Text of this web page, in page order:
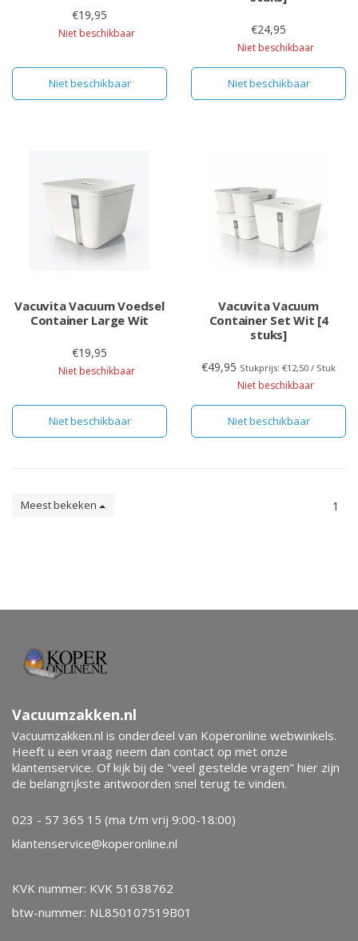
€19,95
Niet beschikbaar
Niet beschikbaar
€24,95
Niet beschikbaar
Niet beschikbaar
Vacuvita Vacuum Voedsel
Container Large Wit
€19,95
Niet beschikbaar
Niet beschikbaar
Vacuvita Vacuum
Container Set Wit [4
stuks]
€49,95 Stukprijs: €12,50 / Stuk
Niet beschikbaar
Niet beschikbaar
Meest bekeken 1
Vacuumzakken.nl
Vacuumzakken.nl is onderdeel van Koperonline webwinkels.
Heeft u een vraag neem dan contact op met onze
klantenservice. Of kijk bij de "veel gestelde vragen" hier zijn
de belangrijkste antwoorden snel terug te vinden.
023 - 57 365 15 (ma t/m vrij 9:00-18:00)
klantenservice@koperonline.nl
KVK nummer: KVK 51638762
btw-nummer: NL850107519B01